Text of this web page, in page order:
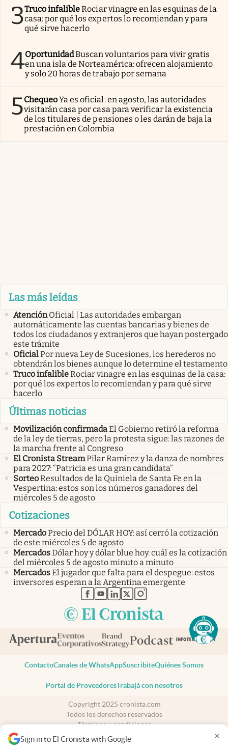
Sign in to El Cronista with Google ×
3Truco infalibleRociar vinagre en las esquinas de la
casa: por qué los expertos lo recomiendan y para
qué sirve hacerlo
4OportunidadBuscan voluntarios para vivir gratis
en una isla de Norteamérica: ofrecen alojamiento
y solo 20 horas de trabajo por semana
5ChequeoYa es oficial: en agosto, las autoridades
visitarán casa por casa para verificar la existencia
de los titulares de pensiones o les darán de baja la
prestación en Colombia
Las más leídas
Atención Oficial | Las autoridades embargan
automáticamente las cuentas bancarias y bienes de
todos los ciudadanos y extranjeros que hayan postergado
este trámite
OficialPor nueva Ley de Sucesiones, los herederos no
obtendrán los bienes aunque lo determine el testamento
Truco infalibleRociar vinagre en las esquinas de la casa:
por qué los expertos lo recomiendan y para qué sirve
hacerlo
Últimas noticias
Movilización confirmadaEl Gobierno retiró la reforma
de la ley de tierras, pero la protesta sigue: las razones de
la marcha frente al Congreso
El Cronista StreamPilar Ramírez y la danza de nombres
para 2027: “Patricia es una gran candidata”
SorteoResultados de la Quiniela de Santa Fe en la
Vespertina: estos son los números ganadores del
miércoles 5 de agosto
Cotizaciones
MercadoPrecio del DÓLAR HOY: así cerró la cotización
de este miércoles 5 de agosto
MercadosDólar hoy y dólar blue hoy: cuál es la cotización
del miércoles 5 de agosto minuto a minuto
MercadosEl jugador que falta para el despegue: estos
inversores esperan a la Argentina emergente
abre en nueva pestaña
abre en nueva pestaña
abre en nueva pestaña
abre en nueva pestaña
abre en nueva pestaña
ContactoCanales de WhatsAppSuscribiteQuiénes Somos
Portal de ProveedoresTrabajá con nosotros
Copyright 2025 cronista.com
Todos los derechos reservados
Términos y condiciones
Privacidad
Consentimiento